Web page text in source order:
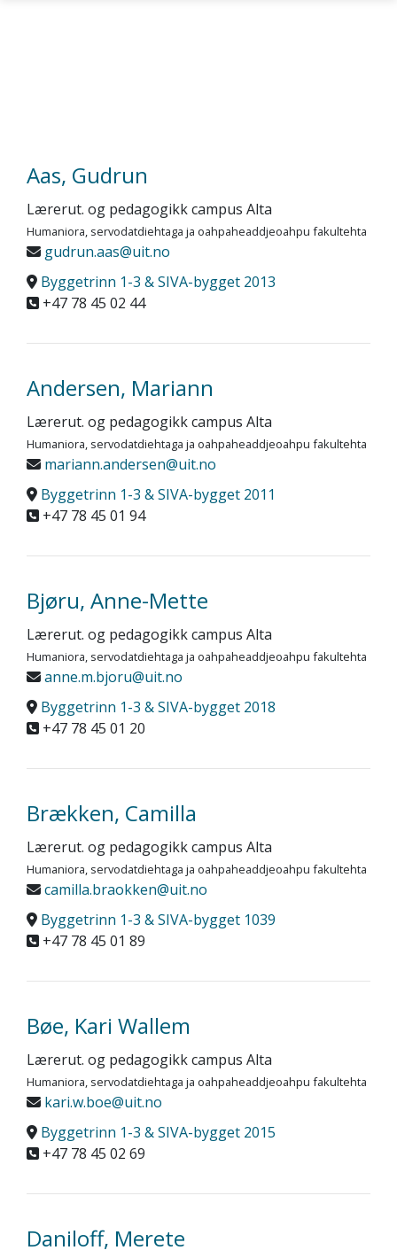
Aas, Gudrun
Lærerut. og pedagogikk campus Alta
Humaniora, servodatdiehtaga ja oahpaheaddjeoahpu fakultehta
gudrun.aas@uit.no
Byggetrinn 1-3 & SIVA-bygget 2013
+47 78 45 02 44
Andersen, Mariann
Lærerut. og pedagogikk campus Alta
Humaniora, servodatdiehtaga ja oahpaheaddjeoahpu fakultehta
mariann.andersen@uit.no
Byggetrinn 1-3 & SIVA-bygget 2011
+47 78 45 01 94
Bjøru, Anne-Mette
Lærerut. og pedagogikk campus Alta
Humaniora, servodatdiehtaga ja oahpaheaddjeoahpu fakultehta
anne.m.bjoru@uit.no
Byggetrinn 1-3 & SIVA-bygget 2018
+47 78 45 01 20
Brækken, Camilla
Lærerut. og pedagogikk campus Alta
Humaniora, servodatdiehtaga ja oahpaheaddjeoahpu fakultehta
camilla.braokken@uit.no
Byggetrinn 1-3 & SIVA-bygget 1039
+47 78 45 01 89
Bøe, Kari Wallem
Lærerut. og pedagogikk campus Alta
Humaniora, servodatdiehtaga ja oahpaheaddjeoahpu fakultehta
kari.w.boe@uit.no
Byggetrinn 1-3 & SIVA-bygget 2015
+47 78 45 02 69
Daniloff, Merete